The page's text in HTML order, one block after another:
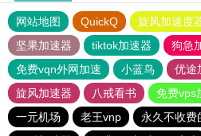
网站地图 QuickQ 旋风加速度
坚果加速器
tiktok加速器
狗急
免费vqn外网加速
小蓝鸟 优途
旋风加速器
八戒看书
免费vps
一元机场
老王vnp
永久不收费